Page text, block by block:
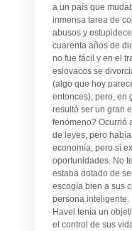
a un país que
inmensa tarea de
abusos y
cuarenta años de
no fue fácil y en el
eslovacos se
(algo que hoy
entonces), pero, en
resultó ser un gran
fenómeno? Ocurrió
de leyes, pero
economía, pero sí
oportunidades. No
estaba dotado de
escogía bien a sus
persona inteligente.
Havel tenía un
el control de sus